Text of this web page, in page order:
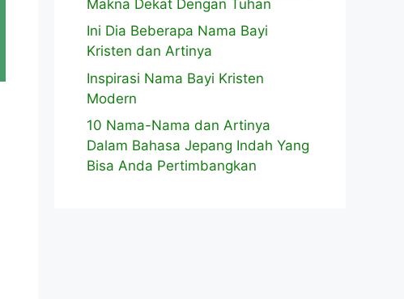
Makna Dekat Dengan Tuhan
Ini Dia Beberapa Nama Bayi
Kristen dan Artinya
Inspirasi Nama Bayi Kristen
Modern
10 Nama-Nama dan Artinya
Dalam Bahasa Jepang Indah Yang
Bisa Anda Pertimbangkan